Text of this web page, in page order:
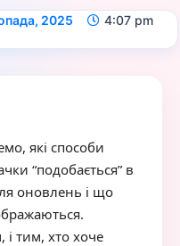
2025
4:07 pm
які способи
“подобається” в
оновлень і що
і тим, хто хоче